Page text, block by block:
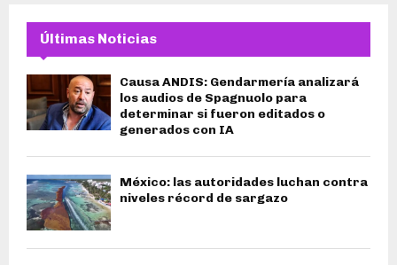
Últimas Noticias
Causa ANDIS: Gendarmería analizará
los audios de Spagnuolo para
determinar si fueron editados o
generados con IA
México: las autoridades luchan contra
niveles récord de sargazo